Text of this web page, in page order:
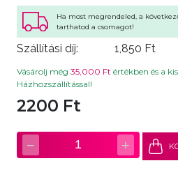
Ha most megrendeled, a
tarthatod a csomagot!
Szállítási díj: 1,850 Ft
Vásárolj még 35,000 Ft értékben és a
Házhozszállítással!
2200 Ft
− 1 +